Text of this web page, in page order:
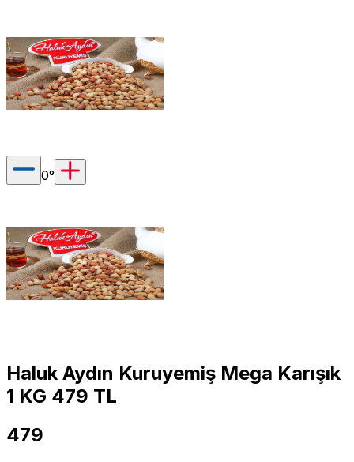
0°
Haluk Aydın Kuruyemiş Mega Karışık
1 KG 479 TL
479